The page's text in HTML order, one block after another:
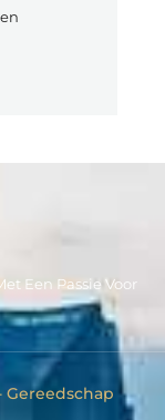
Een Passie Voor
Gereedschap